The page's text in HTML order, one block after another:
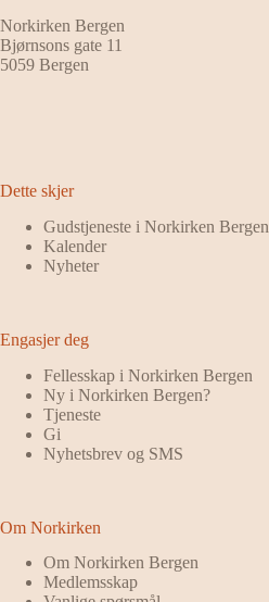
Norkirken Bergen
Bjørnsons gate 11
5059 Bergen
Dette skjer
Gudstjeneste i Norkirken Bergen
Kalender
Nyheter
Engasjer deg
Fellesskap i Norkirken Bergen
Ny i Norkirken Bergen?
Tjeneste
Gi
Nyhetsbrev og SMS
Om Norkirken
Om Norkirken Bergen
Medlemsskap